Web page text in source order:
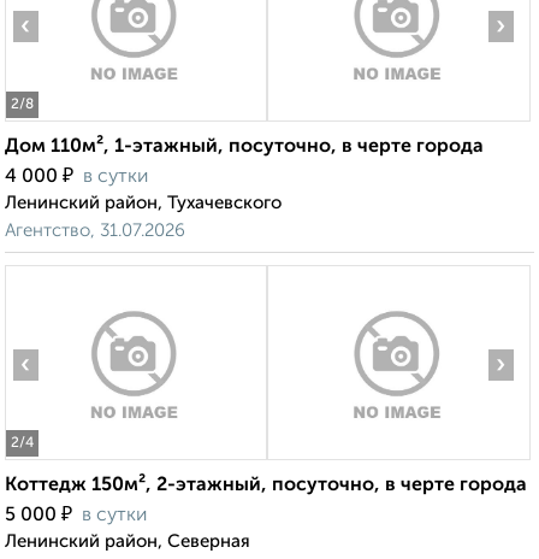
2/8
‹ ›
Дом 110м², 1-этажный, посуточно, в черте города
4 000 ₽ в сутки
Ленинский район, Тухачевского
Агентство, 31.07.2026
2/4
‹ ›
Коттедж 150м², 2-этажный, посуточно, в черте города
5 000 ₽ в сутки
Ленинский район, Северная